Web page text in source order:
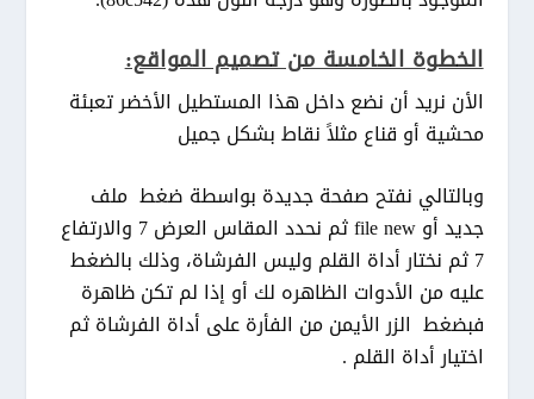
الخطوة الخامسة من تصميم المواقع:
الأن نريد أن نضع داخل هذا المستطيل الأخضر تعبئة
محشية أو قناع مثلاً نقاط بشكل جميل
وبالتالي نفتح صفحة جديدة بواسطة ضغط ملف
جديد أو file new ثم نحدد المقاس العرض 7 والارتفاع
7 ثم نختار أداة القلم وليس الفرشاة، وذلك بالضغط
عليه من الأدوات الظاهره لك أو إذا لم تكن ظاهرة
فبضغط الزر الأيمن من الفأرة على أداة الفرشاة ثم
اختيار أداة القلم .